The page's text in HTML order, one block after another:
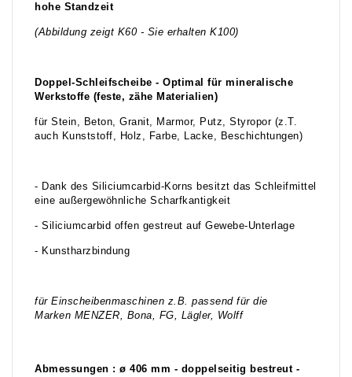
hohe Standzeit
(Abbildung zeigt K60 - Sie erhalten K100)
Doppel-Schleifscheibe - Optimal für mineralische
Werkstoffe (feste, zähe Materialien)
für Stein, Beton, Granit, Marmor, Putz, Styropor (z.T.
auch Kunststoff, Holz, Farbe, Lacke, Beschichtungen)
- Dank des Siliciumcarbid-Korns besitzt das Schleifmittel
eine außergewöhnliche Scharfkantigkeit
- Siliciumcarbid offen gestreut auf Gewebe-Unterlage
- Kunstharzbindung
für Einscheibenmaschinen z.B. passend für die
Marken MENZER, Bona, FG, Lägler, Wolff
Abmessungen : ø 406 mm - doppelseitig bestreut -